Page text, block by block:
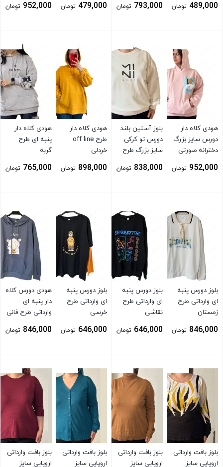
489,000 تومان 793,000 تومان 479,000 تومان 952,000 تومان
هودی کلاه دار
دورس سایز بزرگ
دخترانه صورتی
952,000 تومان
بلوز آستین بلند
دورس تو کرکی
سایز بزرگ طرح
838,000 تومان
هودی کلاه دار
طرح off line
خردلی
898,000 تومان
هودی کلاه دار
پنبه ای طرح
گربه
765,000 تومان
بلوز دورس پنبه
ای وارداتی طرح
زمستان
846,000 تومان
بلوز دورس پنبه
ای وارداتی طرح
نقاشی
646,000 تومان
بلوز دورس پنبه
ای وارداتی طرح
خرسی
646,000 تومان
هودی دورس کلاه
دار پنبه ای
وارداتی طرح فانی
846,000 تومان
بلوز بافت وارداتی
اروپایی سایز
بلوز بافت وارداتی
اروپایی سایز
بلوز بافت وارداتی
اروپایی سایز
بلوز بافت وارداتی
اروپایی سایز